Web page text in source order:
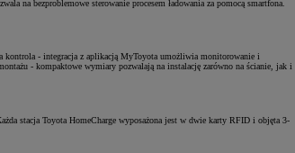
na bezproblemowe sterowanie procesem ładowania za pomocą smartfona.
kontrola - integracja z aplikacją MyToyota umożliwia monitorowanie i
- kompaktowe wymiary pozwalają na instalację zarówno na ścianie, jak i
stacja Toyota HomeCharge wyposażona jest w dwie karty RFID i objęta 3-